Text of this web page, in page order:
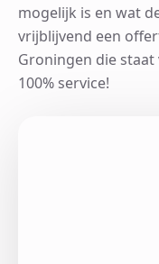
mogelijk is en wat
vrijblijvend een
Groningen die
100% service!